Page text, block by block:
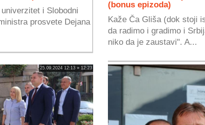
i Slobodni
prosvete Dejana
(bonus epizoda)
Kaže Ča Gliša (dok stoji
da radimo i gradimo i
niko da je zaustavi". A...
25.09.2024 12:13 » 12:23